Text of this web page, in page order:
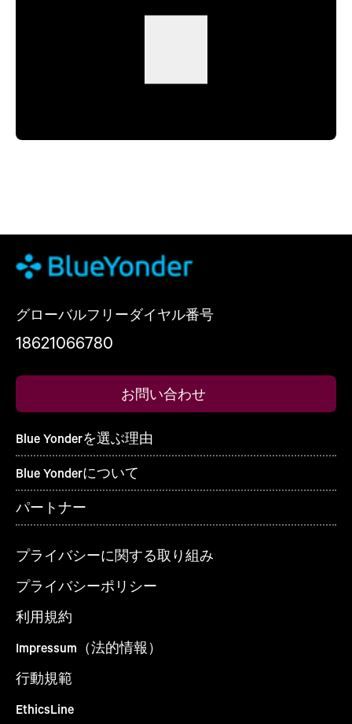
グローバルフリーダイヤル番号
18621066780
お問い合わせ
Blue Yonderを選ぶ理由
Blue Yonderについて
パートナー
プライバシーに関する取り組み
プライバシーポリシー
利用規約
Impressum（法的情報）
行動規範
EthicsLine